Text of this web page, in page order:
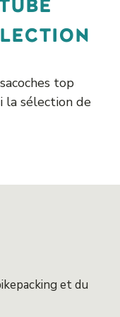
top
la sélection de
et du